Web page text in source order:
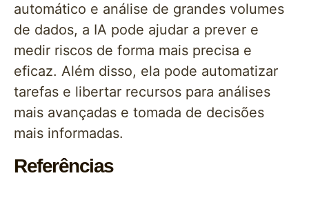
automático e análise de grandes volumes
de dados, a IA pode ajudar a prever e
medir riscos de forma mais precisa e
eficaz. Além disso, ela pode automatizar
tarefas e libertar recursos para análises
mais avançadas e tomada de decisões
mais informadas.
Referências